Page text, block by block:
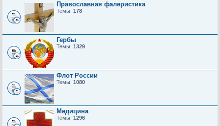
Православная фалеристика
Темы: 178
Гербы
Темы: 1329
Флот России
Темы: 1080
Медицина
Темы: 1296